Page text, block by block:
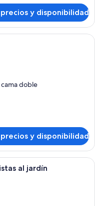
y disponibilidad
de hotel moderna con
cama doble
y disponibilidad
de hotel moderna
al jardín